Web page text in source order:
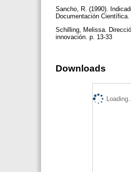
Sancho, R. (1990).
Documentación Científica.
Schilling, Melissa.
innovación. p. 13-33
Downloads
Loading...